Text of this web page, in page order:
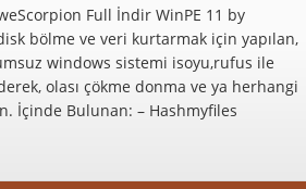
Full İndir WinPE 11 by
bölme ve veri kurtarmak için yapılan,
windows sistemi isoyu,rufus ile
olası çökme donma ve ya herhangi
İçinde Bulunan: – Hashmyfiles